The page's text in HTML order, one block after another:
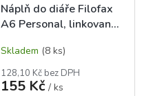
Náplň do diáře Filofax
A6 Personal, linkovaná,
Skladem (8 ks)
128,10 Kč bez DPH
155 Kč / ks